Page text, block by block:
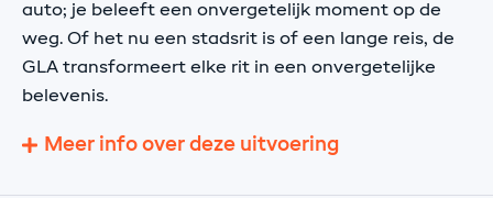
auto; je beleeft een onvergetelijk moment op de
weg. Of het nu een stadsrit is of een lange reis, de
GLA transformeert elke rit in een onvergetelijke
belevenis.
Meer info over deze uitvoering